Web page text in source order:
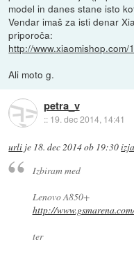
model in danes stane isto
Vendar imaš za isti denar
priporoča:
http://www.xiaomishop.com/
Ali moto g.
petra_v
:: 19. dec 2014, 14:41
urli je 18. dec 2014 ob 19:30
Izbiram med
Lenovo A850+
http://
ter